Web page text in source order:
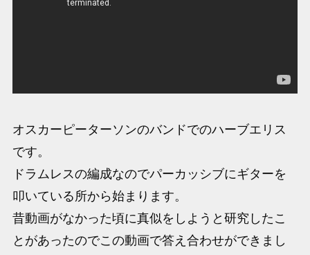
オスカーピーターソンのバンドでのハーブエリス
です。
ドラムレスの編成なのでパーカッシブにギターを
叩いている所から始まります。
昔動画がなかった頃に真似をしようと研究したこ
とがあったのでこの動画で答え合わせができまし